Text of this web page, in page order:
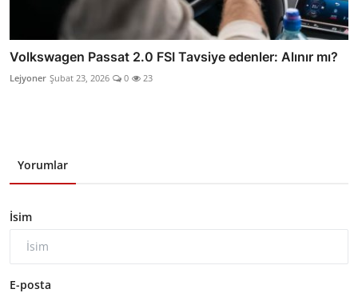
Volkswagen Passat 2.0 FSI Tavsiye edenler: Alınır mı?
Lejyoner Şubat 23, 2026 0 23
Yorumlar
İsim
E-posta